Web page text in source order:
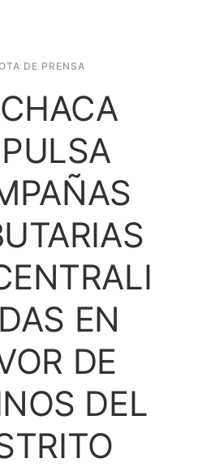
DE PRENSA
EN
DE
DEL